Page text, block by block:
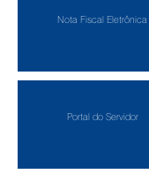
Nota Fiscal Eletrônica
Portal do Servidor